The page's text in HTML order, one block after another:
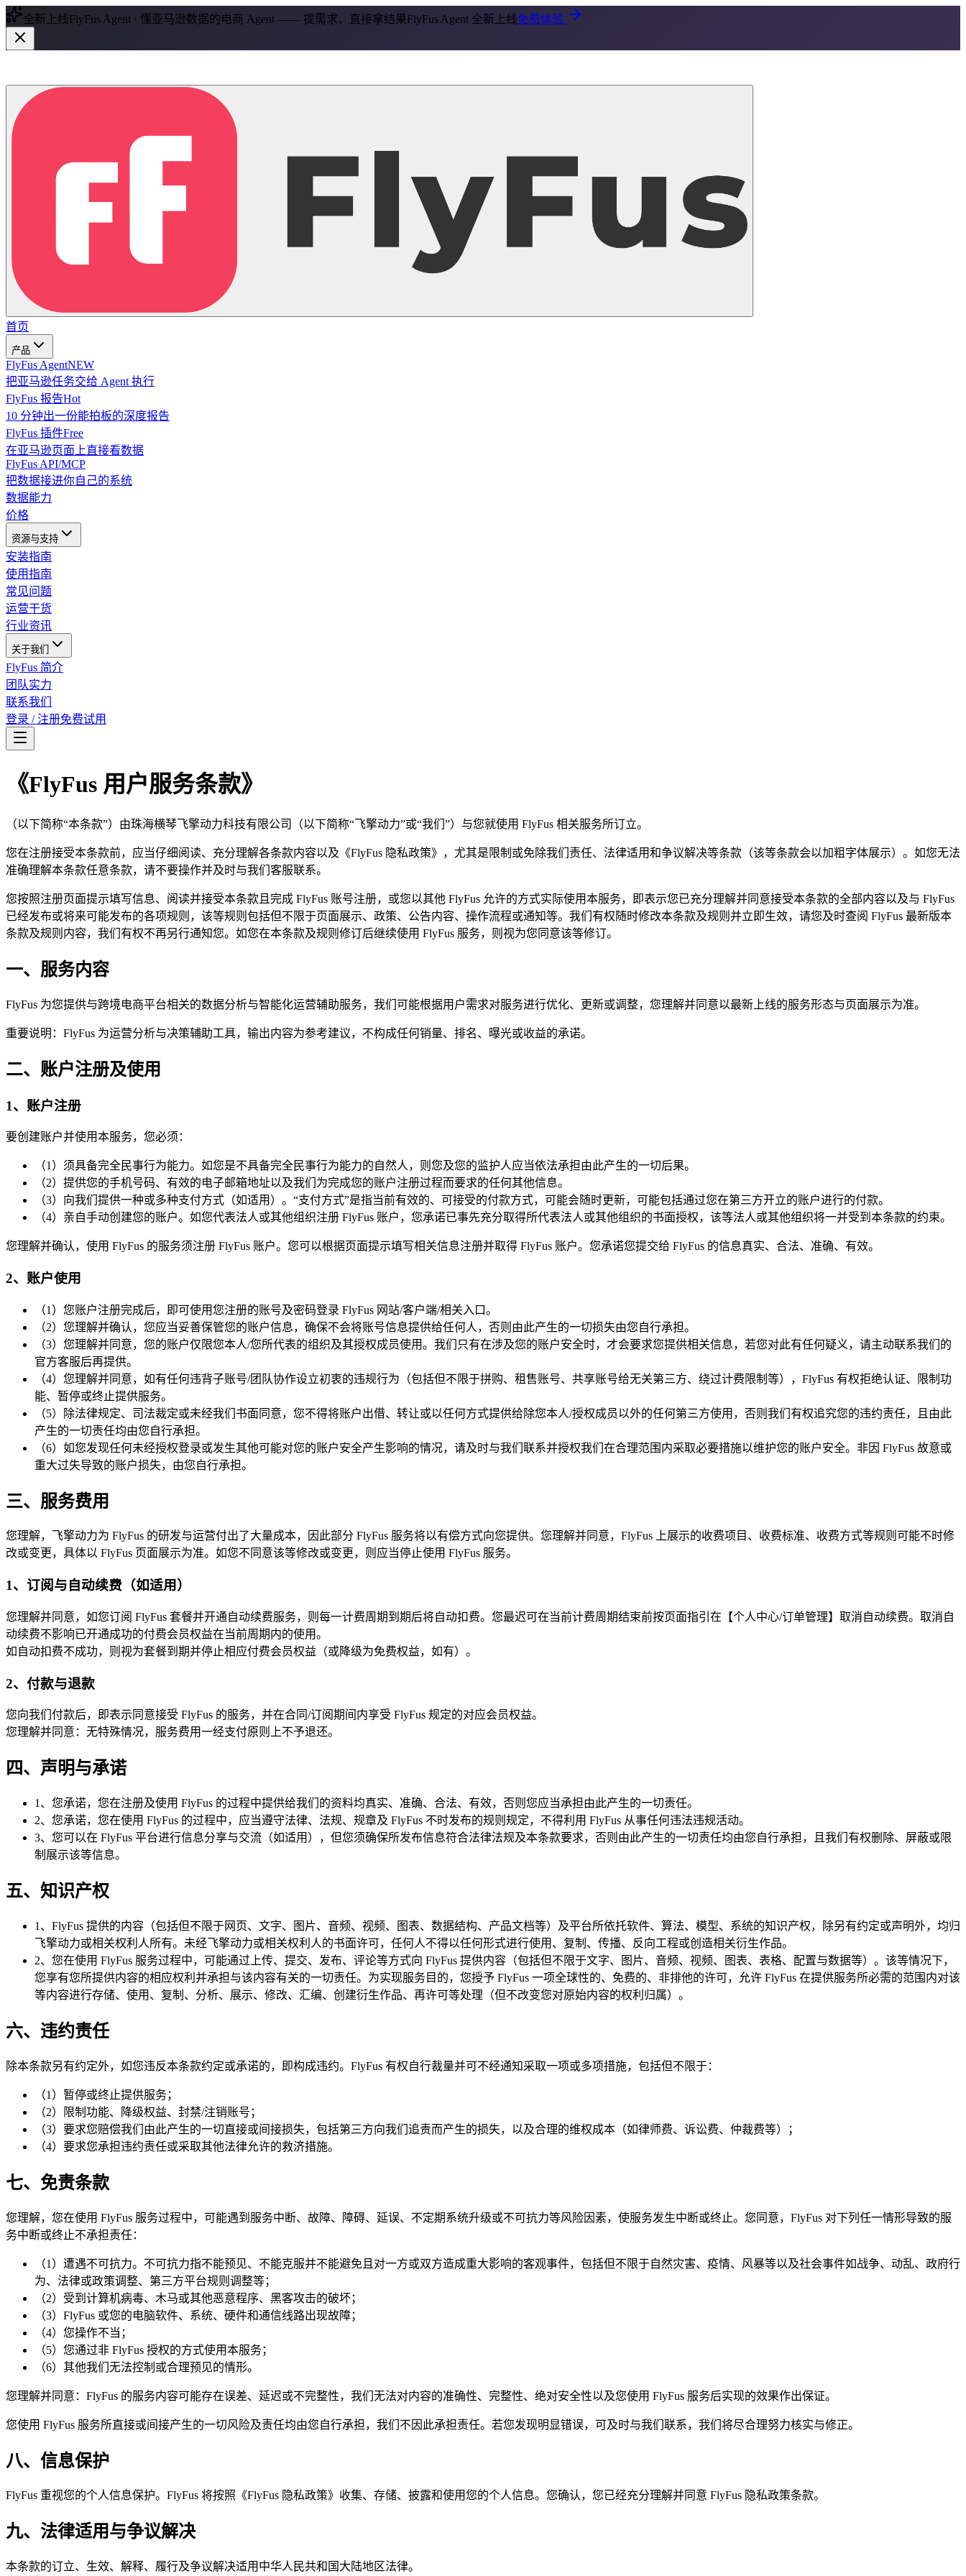
全新上线FlyFus Agent · 懂亚马逊数据的电商 Agent —— 提需求，直接拿结果FlyFus Agent 全新上线免费体验
首页
产品
FlyFus AgentNEW
把亚马逊任务交给 Agent 执行
FlyFus 报告Hot
10 分钟出一份能拍板的深度报告
FlyFus 插件Free
在亚马逊页面上直接看数据
FlyFus API/MCP
把数据接进你自己的系统
数据能力
价格
资源与支持
安装指南
使用指南
常见问题
运营干货
行业资讯
关于我们
FlyFus 简介
团队实力
联系我们
登录 / 注册免费试用
《FlyFus 用户服务条款》
（以下简称“本条款”）由珠海横琴飞擎动力科技有限公司（以下简称“飞擎动力”或“我们”）与您就使用 FlyFus 相关服务所订立。
您在注册接受本条款前，应当仔细阅读、充分理解各条款内容以及《FlyFus 隐私政策》，尤其是限制或免除我们责任、法律适用和争议解决等条款（该等条款会以加粗字体展示）。如您无法
准确理解本条款任意条款，请不要操作并及时与我们客服联系。
您按照注册页面提示填写信息、阅读并接受本条款且完成 FlyFus 账号注册，或您以其他 FlyFus 允许的方式实际使用本服务，即表示您已充分理解并同意接受本条款的全部内容以及与 FlyFus
已经发布或将来可能发布的各项规则，该等规则包括但不限于页面展示、政策、公告内容、操作流程或通知等。我们有权随时修改本条款及规则并立即生效，请您及时查阅 FlyFus 最新版本
条款及规则内容，我们有权不再另行通知您。如您在本条款及规则修订后继续使用 FlyFus 服务，则视为您同意该等修订。
一、服务内容
FlyFus 为您提供与跨境电商平台相关的数据分析与智能化运营辅助服务，我们可能根据用户需求对服务进行优化、更新或调整，您理解并同意以最新上线的服务形态与页面展示为准。
重要说明：FlyFus 为运营分析与决策辅助工具，输出内容为参考建议，不构成任何销量、排名、曝光或收益的承诺。
二、账户注册及使用
1、账户注册
要创建账户并使用本服务，您必须：
（1）须具备完全民事行为能力。如您是不具备完全民事行为能力的自然人，则您及您的监护人应当依法承担由此产生的一切后果。
（2）提供您的手机号码、有效的电子邮箱地址以及我们为完成您的账户注册过程而要求的任何其他信息。
（3）向我们提供一种或多种支付方式（如适用）。“支付方式”是指当前有效的、可接受的付款方式，可能会随时更新，可能包括通过您在第三方开立的账户进行的付款。
（4）亲自手动创建您的账户。如您代表法人或其他组织注册 FlyFus 账户，您承诺已事先充分取得所代表法人或其他组织的书面授权，该等法人或其他组织将一并受到本条款的约束。
您理解并确认，使用 FlyFus 的服务须注册 FlyFus 账户。您可以根据页面提示填写相关信息注册并取得 FlyFus 账户。您承诺您提交给 FlyFus 的信息真实、合法、准确、有效。
2、账户使用
（1）您账户注册完成后，即可使用您注册的账号及密码登录 FlyFus 网站/客户端/相关入口。
（2）您理解并确认，您应当妥善保管您的账户信息，确保不会将账号信息提供给任何人，否则由此产生的一切损失由您自行承担。
（3）您理解并同意，您的账户仅限您本人/您所代表的组织及其授权成员使用。我们只有在涉及您的账户安全时，才会要求您提供相关信息，若您对此有任何疑义，请主动联系我们的
官方客服后再提供。
（4）您理解并同意，如有任何违背子账号/团队协作设立初衷的违规行为（包括但不限于拼购、租售账号、共享账号给无关第三方、绕过计费限制等），FlyFus 有权拒绝认证、限制功
能、暂停或终止提供服务。
（5）除法律规定、司法裁定或未经我们书面同意，您不得将账户出借、转让或以任何方式提供给除您本人/授权成员以外的任何第三方使用，否则我们有权追究您的违约责任，且由此
产生的一切责任均由您自行承担。
（6）如您发现任何未经授权登录或发生其他可能对您的账户安全产生影响的情况，请及时与我们联系并授权我们在合理范围内采取必要措施以维护您的账户安全。非因 FlyFus 故意或
重大过失导致的账户损失，由您自行承担。
三、服务费用
您理解，飞擎动力为 FlyFus 的研发与运营付出了大量成本，因此部分 FlyFus 服务将以有偿方式向您提供。您理解并同意，FlyFus 上展示的收费项目、收费标准、收费方式等规则可能不时修
改或变更，具体以 FlyFus 页面展示为准。如您不同意该等修改或变更，则应当停止使用 FlyFus 服务。
1、订阅与自动续费（如适用）
您理解并同意，如您订阅 FlyFus 套餐并开通自动续费服务，则每一计费周期到期后将自动扣费。您最迟可在当前计费周期结束前按页面指引在【个人中心/订单管理】取消自动续费。取消自
动续费不影响已开通成功的付费会员权益在当前周期内的使用。
如自动扣费不成功，则视为套餐到期并停止相应付费会员权益（或降级为免费权益，如有）。
2、付款与退款
您向我们付款后，即表示同意接受 FlyFus 的服务，并在合同/订阅期间内享受 FlyFus 规定的对应会员权益。
您理解并同意：无特殊情况，服务费用一经支付原则上不予退还。
四、声明与承诺
1、您承诺，您在注册及使用 FlyFus 的过程中提供给我们的资料均真实、准确、合法、有效，否则您应当承担由此产生的一切责任。
2、您承诺，您在使用 FlyFus 的过程中，应当遵守法律、法规、规章及 FlyFus 不时发布的规则规定，不得利用 FlyFus 从事任何违法违规活动。
3、您可以在 FlyFus 平台进行信息分享与交流（如适用），但您须确保所发布信息符合法律法规及本条款要求，否则由此产生的一切责任均由您自行承担，且我们有权删除、屏蔽或限
制展示该等信息。
五、知识产权
1、FlyFus 提供的内容（包括但不限于网页、文字、图片、音频、视频、图表、数据结构、产品文档等）及平台所依托软件、算法、模型、系统的知识产权，除另有约定或声明外，均归
飞擎动力或相关权利人所有。未经飞擎动力或相关权利人的书面许可，任何人不得以任何形式进行使用、复制、传播、反向工程或创造相关衍生作品。
2、您在使用 FlyFus 服务过程中，可能通过上传、提交、发布、评论等方式向 FlyFus 提供内容（包括但不限于文字、图片、音频、视频、图表、表格、配置与数据等）。该等情况下，
您享有您所提供内容的相应权利并承担与该内容有关的一切责任。为实现服务目的，您授予 FlyFus 一项全球性的、免费的、非排他的许可，允许 FlyFus 在提供服务所必需的范围内对该
等内容进行存储、使用、复制、分析、展示、修改、汇编、创建衍生作品、再许可等处理（但不改变您对原始内容的权利归属）。
六、违约责任
除本条款另有约定外，如您违反本条款约定或承诺的，即构成违约。FlyFus 有权自行裁量并可不经通知采取一项或多项措施，包括但不限于：
（1）暂停或终止提供服务；
（2）限制功能、降级权益、封禁/注销账号；
（3）要求您赔偿我们由此产生的一切直接或间接损失，包括第三方向我们追责而产生的损失，以及合理的维权成本（如律师费、诉讼费、仲裁费等）；
（4）要求您承担违约责任或采取其他法律允许的救济措施。
七、免责条款
您理解，您在使用 FlyFus 服务过程中，可能遇到服务中断、故障、障碍、延误、不定期系统升级或不可抗力等风险因素，使服务发生中断或终止。您同意，FlyFus 对下列任一情形导致的服
务中断或终止不承担责任：
（1）遭遇不可抗力。不可抗力指不能预见、不能克服并不能避免且对一方或双方造成重大影响的客观事件，包括但不限于自然灾害、疫情、风暴等以及社会事件如战争、动乱、政府行
为、法律或政策调整、第三方平台规则调整等；
（2）受到计算机病毒、木马或其他恶意程序、黑客攻击的破坏；
（3）FlyFus 或您的电脑软件、系统、硬件和通信线路出现故障；
（4）您操作不当；
（5）您通过非 FlyFus 授权的方式使用本服务；
（6）其他我们无法控制或合理预见的情形。
您理解并同意：FlyFus 的服务内容可能存在误差、延迟或不完整性，我们无法对内容的准确性、完整性、绝对安全性以及您使用 FlyFus 服务后实现的效果作出保证。
您使用 FlyFus 服务所直接或间接产生的一切风险及责任均由您自行承担，我们不因此承担责任。若您发现明显错误，可及时与我们联系，我们将尽合理努力核实与修正。
八、信息保护
FlyFus 重视您的个人信息保护。FlyFus 将按照《FlyFus 隐私政策》收集、存储、披露和使用您的个人信息。您确认，您已经充分理解并同意 FlyFus 隐私政策条款。
九、法律适用与争议解决
本条款的订立、生效、解释、履行及争议解决适用中华人民共和国大陆地区法律。